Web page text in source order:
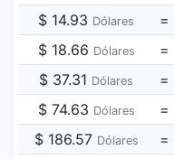
$ 14.93 Dólares =
$ 18.66 Dólares =
$ 37.31 Dólares =
$ 74.63 Dólares =
$ 186.57 Dólares =